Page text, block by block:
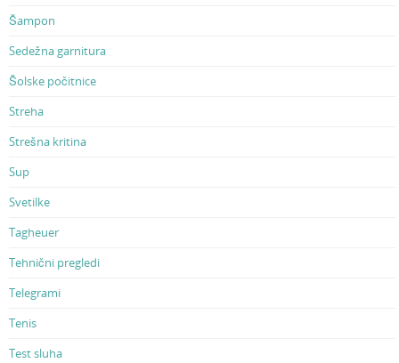
Šampon
Sedežna garnitura
Šolske počitnice
Streha
Strešna kritina
Sup
Svetilke
Tagheuer
Tehnični pregledi
Telegrami
Tenis
Test sluha